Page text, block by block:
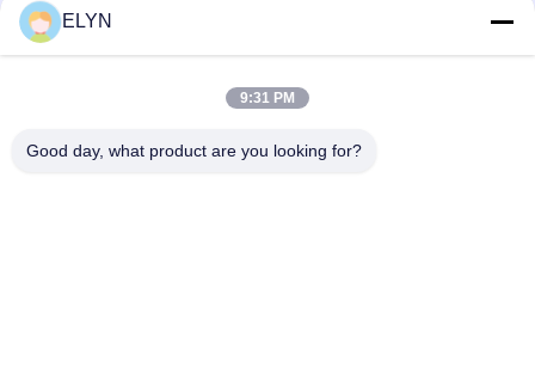
Suku Cadang
Kit Piston Sepeda
Motor
Blok Mesin Sepeda
Suku Cadang Mesin
ELYN
9:31 PM
Good day, what product are you looking for?